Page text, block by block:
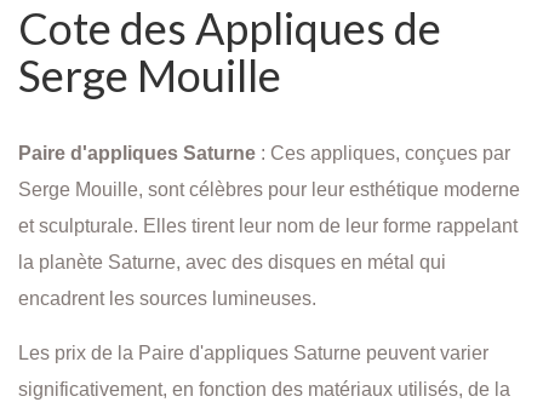
Cote des Appliques de
Serge Mouille
Paire d'appliques Saturne : Ces appliques, conçues par
Serge Mouille, sont célèbres pour leur esthétique moderne
et sculpturale. Elles tirent leur nom de leur forme rappelant
la planète Saturne, avec des disques en métal qui
encadrent les sources lumineuses.
Les prix de la Paire d'appliques Saturne peuvent varier
significativement, en fonction des matériaux utilisés, de la